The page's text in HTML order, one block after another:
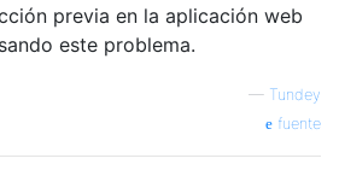
previa en la aplicación web
este problema.
— Tundey
fuente